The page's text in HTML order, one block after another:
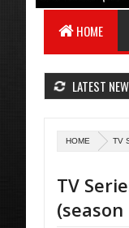
HOME
LATEST
Κριτική: Thor: Love and
HOME TV
TV
(season